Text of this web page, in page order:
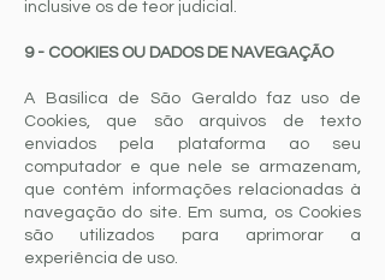
inclusive os de teor judicial.
9 - COOKIES OU DADOS DE NAVEGAÇÃO
A Basílica de São Geraldo faz uso de
Cookies, que são arquivos de texto
enviados pela plataforma ao seu
computador e que nele se armazenam,
que contém informações relacionadas à
navegação do site. Em suma, os Cookies
são utilizados para aprimorar a
experiência de uso.